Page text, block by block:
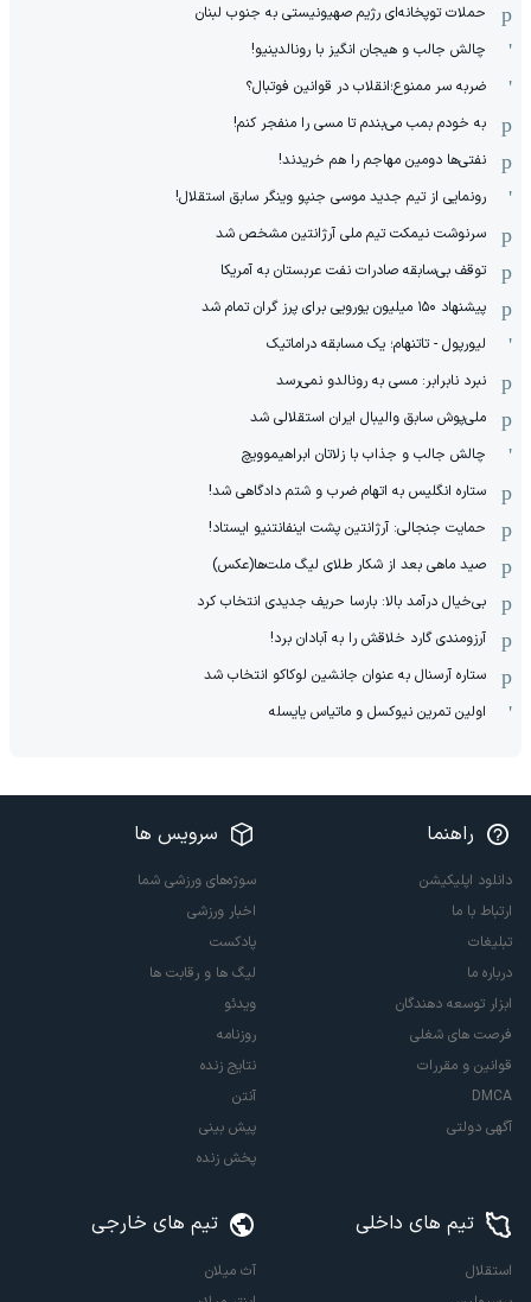
حملات توپخانه‌ای رژیم صهیونیستی به جنوب لبنان
چالش جالب و هیجان انگیز با رونالدینیو!
ضربه سر ممنوع؛انقلاب در قوانین فوتبال؟
به خودم بمب می‌بندم تا مسی را منفجر کنم!
نفتی‌ها دومین مهاجم را هم خریدند!
رونمایی از تیم جدید موسی جنپو وینگر سابق استقلال!
سرنوشت نیمکت تیم ملی آرژانتین مشخص شد
توقف بی‌سابقه صادرات نفت عربستان به آمریکا
پیشنهاد ۱۵۰ میلیون یورویی برای پرز گران تمام شد
لیورپول - تاتنهام؛ یک مسابقه دراماتیک
نبرد نابرابر: مسی به رونالدو نمی‌رسد
ملی‌پوش سابق والیبال ایران استقلالی شد
چالش جالب و جذاب با زلاتان ابراهیموویچ
ستاره انگلیس به اتهام ضرب و شتم دادگاهی شد!
حمایت جنجالی: آرژانتین پشت اینفانتنیو ایستاد!
صید ماهی بعد از شکار طلای لیگ ملت‌ها(عکس)
بی‌خیال درآمد بالا: بارسا حریف جدیدی انتخاب کرد
آرزومندی گارد خلاقش را به آبادان برد!
ستاره آرسنال به عنوان جانشین لوکاکو انتخاب شد
اولین تمرین نیوکسل و ماتیاس یایسله
راهنما
دانلود اپلیکیشن
ارتباط با ما
تبلیغات
درباره ما
ابزار توسعه دهندگان
فرصت های شغلی
قوانین و مقررات
DMCA
آگهی دولتی
سرویس ها
سوژه‌های ورزشی شما
اخبار ورزشی
پادکست
لیگ ها و رقابت ها
ویدئو
روزنامه
نتایج زنده
آنتن
پیش بینی
پخش زنده
تیم های داخلی
استقلال
تیم های خارجی
آث میلان